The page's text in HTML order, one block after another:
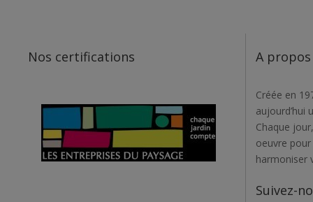
Nos certifications A propos
Créée en
aujourd’hui
Chaque
oeuvre
harmoniser
Suivez-